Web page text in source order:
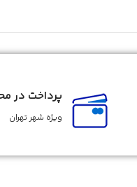
پرداخت در
ویژه شهر تهران